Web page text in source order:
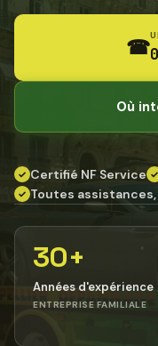
☎
Où
✓ Certifié NF Service ✓
✓ Toutes
30+
Années d'expérience
ENTREPRISE FAMILIALE